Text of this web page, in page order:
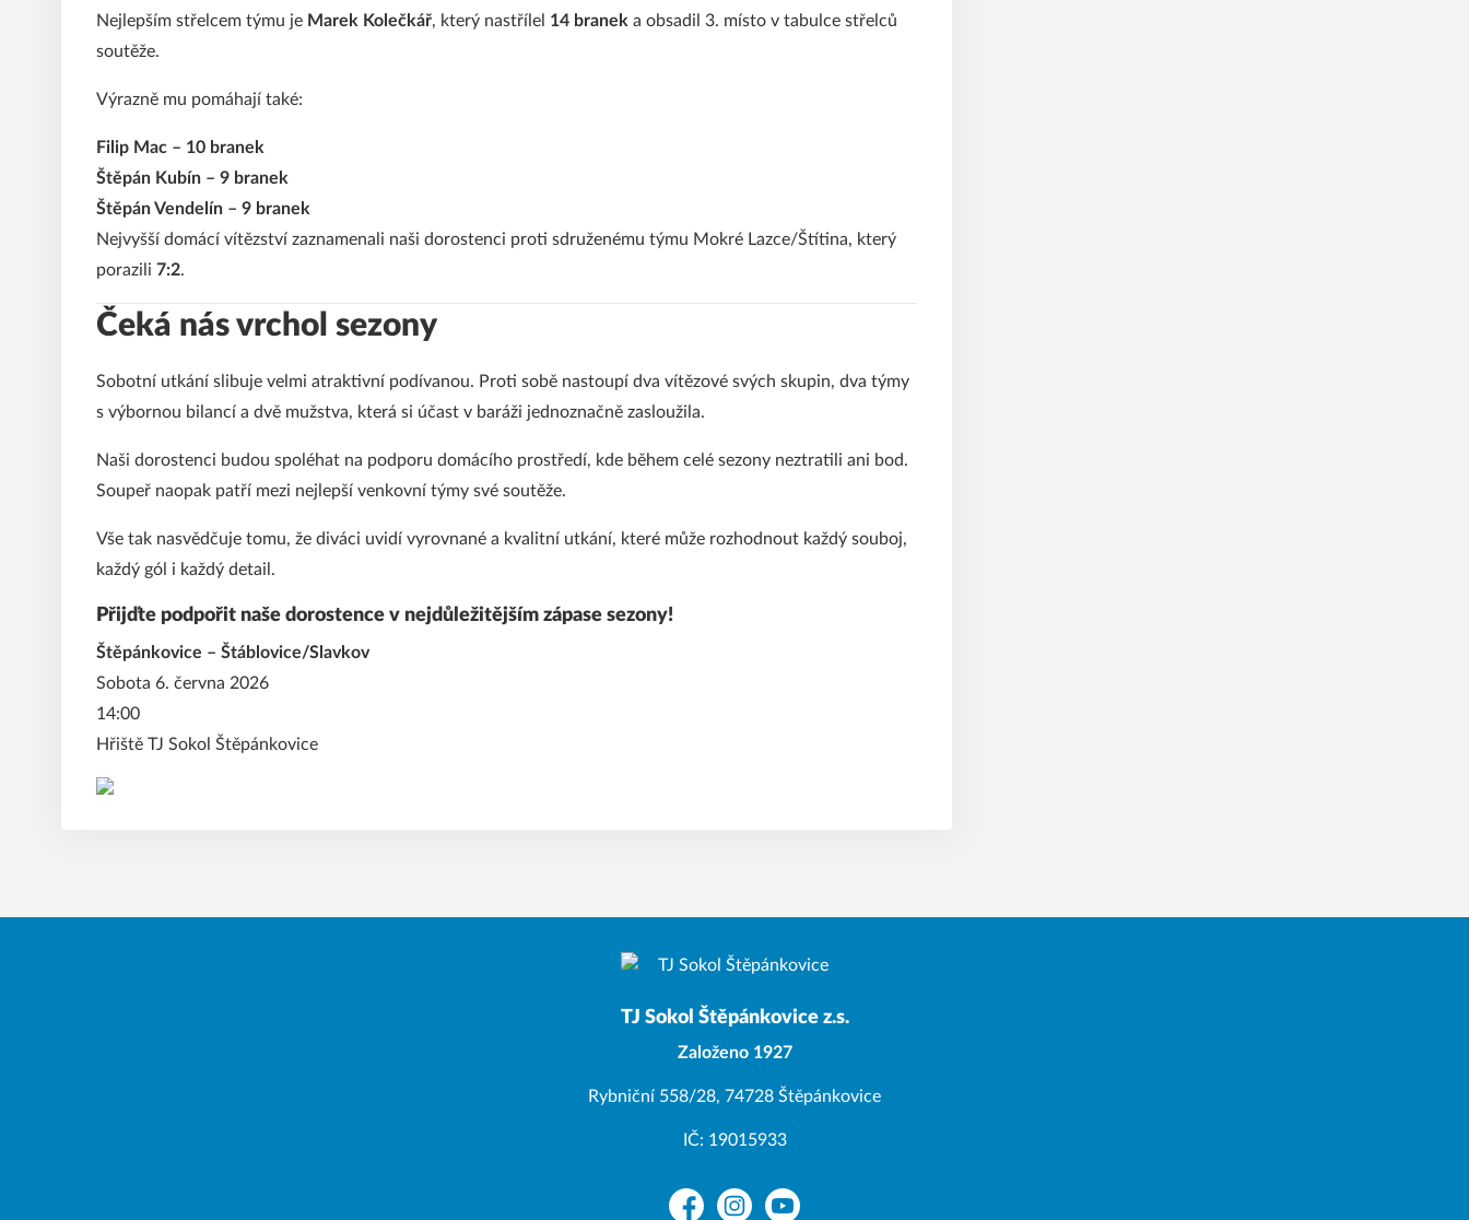
Nejlepším střelcem týmu je Marek Kolečkář, který nastřílel 14 branek a obsadil 3. místo v tabulce střelců
soutěže.
Výrazně mu pomáhají také:
Filip Mac – 10 branek
Štěpán Kubín – 9 branek
Štěpán Vendelín – 9 branek
Nejvyšší domácí vítězství zaznamenali naši dorostenci proti sdruženému týmu Mokré Lazce/Štítina, který
porazili 7:2.
Čeká nás vrchol sezony
Sobotní utkání slibuje velmi atraktivní podívanou. Proti sobě nastoupí dva vítězové svých skupin, dva týmy
s výbornou bilancí a dvě mužstva, která si účast v baráži jednoznačně zasloužila.
Naši dorostenci budou spoléhat na podporu domácího prostředí, kde během celé sezony neztratili ani bod.
Soupeř naopak patří mezi nejlepší venkovní týmy své soutěže.
Vše tak nasvědčuje tomu, že diváci uvidí vyrovnané a kvalitní utkání, které může rozhodnout každý souboj,
každý gól i každý detail.
Přijďte podpořit naše dorostence v nejdůležitějším zápase sezony!
Štěpánkovice – Štáblovice/Slavkov
Sobota 6. června 2026
14:00
Hřiště TJ Sokol Štěpánkovice
TJ Sokol Štěpánkovice z.s.
Založeno 1927
Rybniční 558/28, 74728 Štěpánkovice
IČ: 19015933